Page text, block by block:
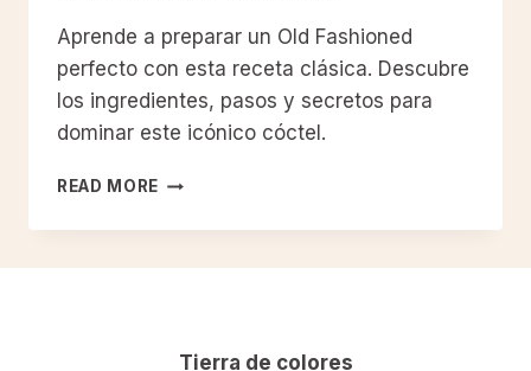
Aprende a preparar un Old Fashioned
perfecto con esta receta clásica. Descubre
los ingredientes, pasos y secretos para
dominar este icónico cóctel.
READ MORE CÓMO
UN
Tierra de colores